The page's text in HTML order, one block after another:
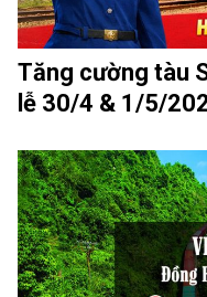
Tăng cường tàu
lễ 30/4 & 1/5/